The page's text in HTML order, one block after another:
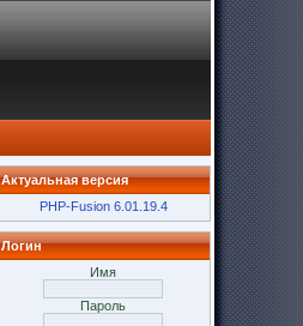
Актуальная версия
PHP-Fusion 6.01.19.4
Логин
Имя
Пароль